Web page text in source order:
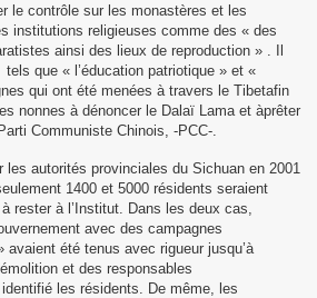
le contrôle sur les monastères et les
institutions religieuses comme des « des
ainsi des lieux de reproduction » . Il
que « l’éducation patriotique » et «
qui ont été menées à travers le Tibetafin
nonnes à dénoncer le Dalaï Lama et àprêter
Communiste Chinois, -PCC-.
les autorités provinciales du Sichuan en 2001
1400 et 5000 résidents seraient
rester à l’Institut. Dans les deux cas,
avec des campagnes
avaient été tenus avec rigueur jusqu’à
et des responsables
les résidents. De même, les